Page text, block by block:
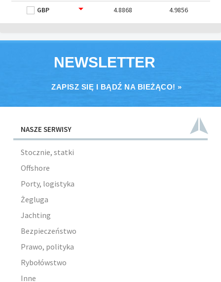
GBP
4.8868 4.9856
NEWSLETTER
ZAPISZ SIĘ I BĄDŹ NA BIEŻĄCO! »
NASZE SERWISY
Stocznie, statki
Offshore
Porty, logistyka
Żegluga
Jachting
Bezpieczeństwo
Prawo, polityka
Rybołówstwo
Inne